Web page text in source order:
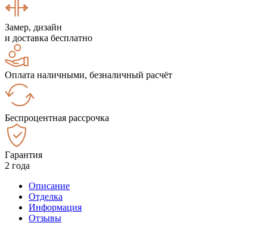
Замер, дизайн
и доставка бесплатно
Оплата наличными, безналичный расчёт
Беспроцентная рассрочка
Гарантия
2 года
Описание
Отделка
Информация
Отзывы